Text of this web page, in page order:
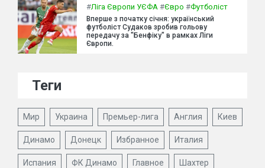
#Ліга Європи УЄФА #Євро #Футболіст
Вперше з початку січня: український
футболіст Судаков зробив гольову
передачу за "Бенфіку" в рамках Ліги
Європи.
Теги
Мир Украина Премьер-лига Англия Киев
Динамо Донецк Избранное Италия
Испания ФК Динамо Главное Шахтер